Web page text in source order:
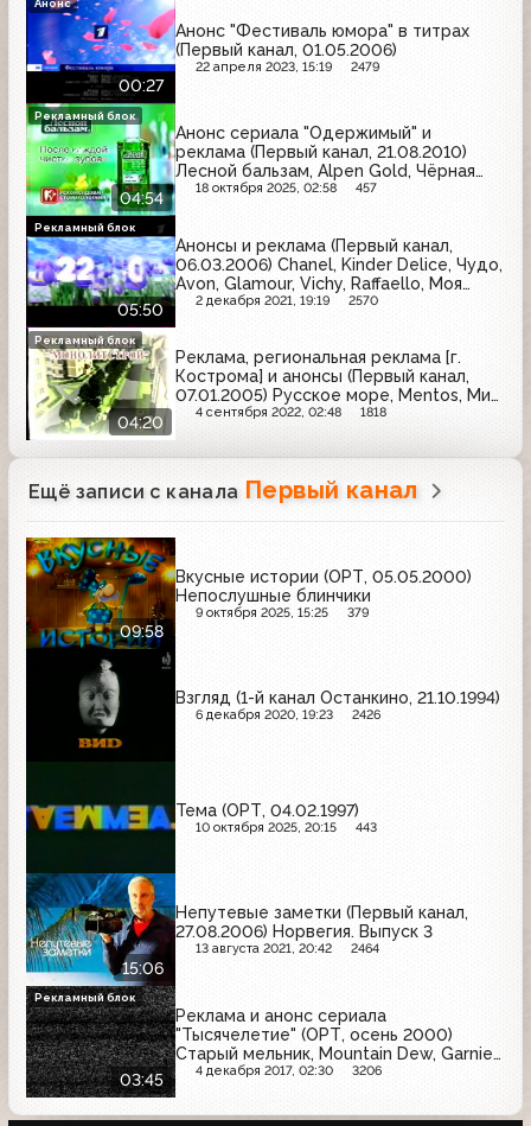
00:27
Анонс "Фестиваль юмора" в титрах
(Первый канал, 01.05.2006)
22 апреля 2023, 15:19 2479
Анонс
04:54
Анонс сериала "Одержимый" и
реклама (Первый канал, 21.08.2010)
Лесной бальзам, Alpen Gold, Чёрная
карта, Diademine, Евросеть, Nesquik,
18 октября 2025, 02:58 457
Рекламный блок
05:50
Анонсы и реклама (Первый канал,
06.03.2006) Chanel, Kinder Delice, Чудо,
Avon, Glamour, Vichy, Raffaello, Моя
семья, Genius, Эксперт, Пенталгин-Н,
2 декабря 2021, 19:19 2570
Рекламный блок
04:20
Реклама, региональная реклама [г.
Кострома] и анонсы (Первый канал,
07.01.2005) Русское море, Mentos, Мир
обуви, Анта, Совкомбанк
4 сентября 2022, 02:48 1818
Рекламный блок
Ещё записи с канала Первый канал
09:58
Вкусные истории (ОРТ, 05.05.2000)
Непослушные блинчики
9 октября 2025, 15:25 379
Взгляд (1-й канал Останкино, 21.10.1994)
6 декабря 2020, 19:23 2426
Тема (ОРТ, 04.02.1997)
10 октября 2025, 20:15 443
15:06
Непутевые заметки (Первый канал,
27.08.2006) Норвегия. Выпуск 3
13 августа 2021, 20:42 2464
03:45
Реклама и анонс сериала
"Тысячелетие" (ОРТ, осень 2000)
Старый мельник, Mountain Dew, Garnier,
Oral-B, M&M's, Samsung, Nivea
4 декабря 2017, 02:30 3206
Рекламный блок